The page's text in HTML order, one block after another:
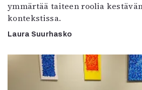
ymmärtää taiteen roolia
kontekstissa.
Laura Suurhasko